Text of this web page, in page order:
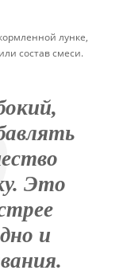
лунке,
состав смеси.
Это
и